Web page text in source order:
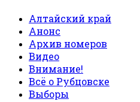
Алтайский край
Анонс
Архив номеров
Видео
Внимание!
Всё о Рубцовске
Выборы